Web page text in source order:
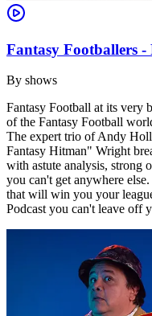
Fantasy Footballers
By shows
Fantasy Football at its very
of the Fantasy Football
The expert trio of Andy
Fantasy Hitman" Wright
with astute analysis, strong
you can't get anywhere
that will win you your
Podcast you can't leave off